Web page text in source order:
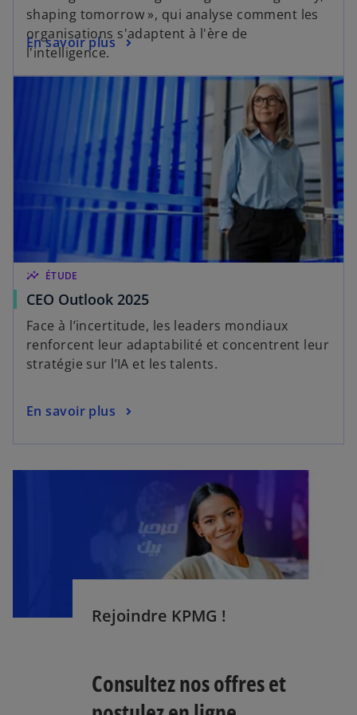
shaping tomorrow », qui analyse comment les
organisations s'adaptent à l'ère de
l'intelligence.
En savoir plus
insights ÉTUDE
CEO Outlook 2025
Face à l’incertitude, les leaders mondiaux
renforcent leur adaptabilité et concentrent leur
stratégie sur l’IA et les talents.
En savoir plus
Rejoindre KPMG !
Consultez nos offres et
u
v
d